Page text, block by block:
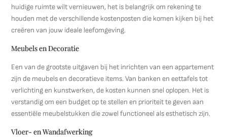
huidige ruimte wilt vernieuwen, het is belangrijk om rekening te
houden met de verschillende kostenposten die komen kijken bij het
creëren van jouw ideale leefomgeving.
Meubels en Decoratie
Een van de grootste uitgaven bij het inrichten van een appartement
zijn de meubels en decoratieve items. Van banken en eettafels tot
verlichting en kunstwerken, de kosten kunnen snel oplopen. Het is
verstandig om een budget op te stellen en prioriteit te geven aan
essentiële meubelstukken die zowel functioneel als esthetisch zijn.
Vloer- en Wandafwerking